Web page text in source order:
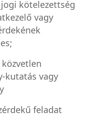
kötelezettség
vagy
kutatás vagy
feladat